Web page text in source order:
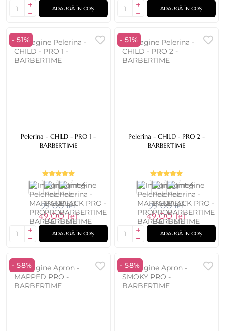
ADAUGĂ ÎN COȘ ADAUGĂ ÎN COȘ
- 51%
Pelerina - CHILD - PRO 1 -
BARBERTIME
+ 4
99,00 lei
49,00 lei
ADAUGĂ ÎN COȘ
- 51%
Pelerina - CHILD - PRO 2 -
BARBERTIME
+ 4
99,00 lei
49,00 lei
ADAUGĂ ÎN COȘ
- 58% - 58%